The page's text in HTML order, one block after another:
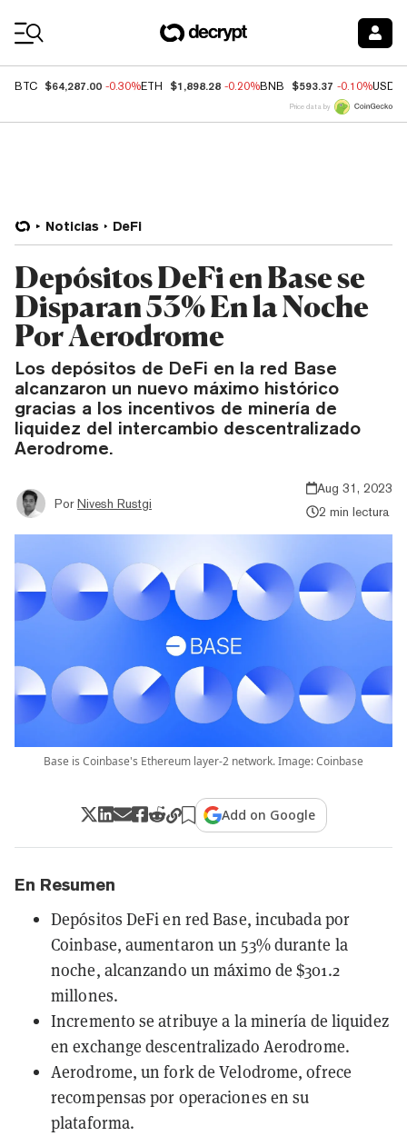
BTC $64,287.00 -0.30%ETH $1,898.28 -0.20%BNB $593.37 -0.10%USDC
Price data by
Noticias DeFi
Depósitos DeFi en Base se
Disparan 53% En la Noche
Por Aerodrome
Los depósitos de DeFi en la red Base
alcanzaron un nuevo máximo histórico
gracias a los incentivos de minería de
liquidez del intercambio descentralizado
Aerodrome.
Por Nivesh Rustgi
Aug 31, 2023
2 min lectura
Base is Coinbase's Ethereum layer-2 network. Image: Coinbase
Add on Google
En Resumen
Depósitos DeFi en red Base, incubada por
Coinbase, aumentaron un 53% durante la
noche, alcanzando un máximo de $301.2
millones.
Incremento se atribuye a la minería de liquidez
en exchange descentralizado Aerodrome.
Aerodrome, un fork de Velodrome, ofrece
recompensas por operaciones en su
plataforma.